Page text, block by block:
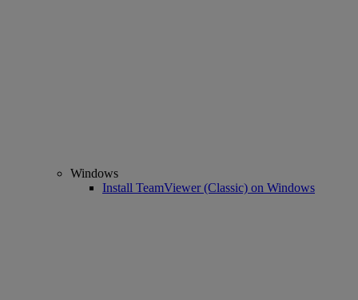
Windows
Install TeamViewer (Classic) on Windows